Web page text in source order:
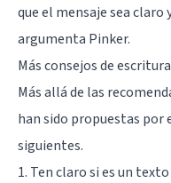
que el mensaje sea
argumenta Pinker.
Más consejos de escritura
Más allá de las
han sido propuestas por
siguientes.
1. Ten claro si es un